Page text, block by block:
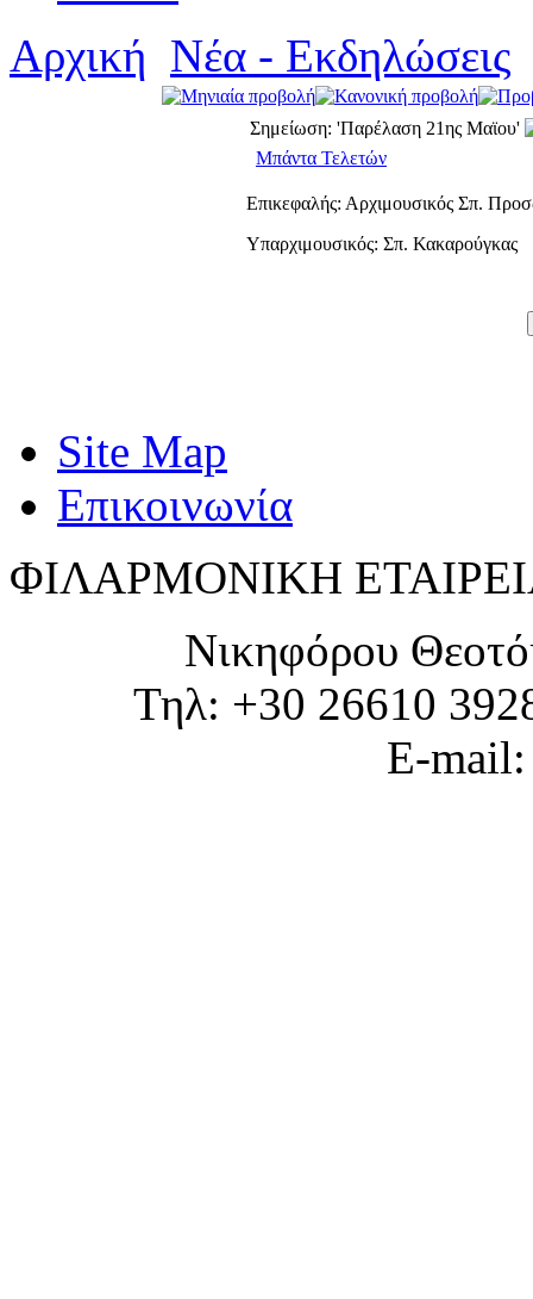
Αρχική Νέα - Εκδηλώσεις
Σημείωση: 'Παρέλαση 21ης Μαϊου'
Μπάντα Τελετών
Επικεφαλής: Αρχιμουσικός Σπ.
Υπαρχιμουσικός: Σπ. Κακαρούγκας
Site Map
Επικοινωνία
ΦΙΛΑΡΜΟΝΙΚΗ
Νικηφόρου
Τηλ: +30 26610
E-